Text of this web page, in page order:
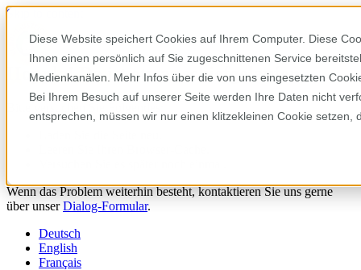
Diese Website speichert Cookies auf Ihrem Computer. Diese
Ihnen einen persönlich auf Sie zugeschnittenen Service
Medienkanälen. Mehr Infos über die von uns eingesetzten
Bei Ihrem Besuch auf unserer Seite werden Ihre Daten nicht
entsprechen, müssen wir nur einen klitzekleinen Cookie
Skip to content
Hoppla! Da ist etwas schiefgelaufen.
Wenn das Problem weiterhin besteht, kontaktieren Sie uns gerne
über unserDialog-Formular.
Deutsch
English
Français